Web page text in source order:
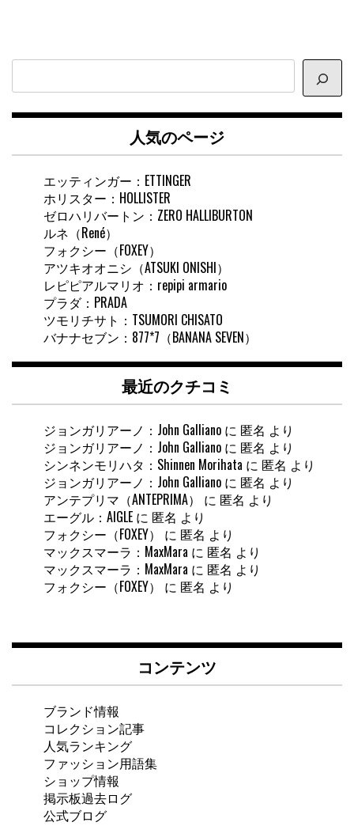
サ
内
索
人気のページ
エッティンガー：ETTINGER
ホリスター：HOLLISTER
ゼロハリバートン：ZERO HALLIBURTON
ルネ（René）
フォクシー（FOXEY）
アツキオオニシ（ATSUKI ONISHI）
レピピアルマリオ：repipi armario
プラダ：PRADA
ツモリチサト：TSUMORI CHISATO
バナナセブン：877*7（BANANA SEVEN）
最近のクチコミ
ジョンガリアーノ：John Galliano に 匿名 より
ジョンガリアーノ：John Galliano に 匿名 より
シンネンモリハタ：Shinnen Morihata に 匿名 より
ジョンガリアーノ：John Galliano に 匿名 より
アンテプリマ（ANTEPRIMA）
に 匿名 より
エーグル：AIGLE に 匿名 より
フォクシー（FOXEY）
に 匿名 より
マックスマーラ：MaxMara に 匿名 より
マックスマーラ：MaxMara に 匿名 より
フォクシー（FOXEY）
に 匿名 より
コンテンツ
ブランド情報
コレクション記事
人気ランキング
ファッション用語集
ショップ情報
掲示板過去ログ
公式ブログ